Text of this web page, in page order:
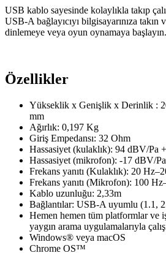
USB kablo sayesinde kolaylıkla takıp
USB-A bağlayıcıyı bilgisayarınıza
dinlemeye veya oyun oynamaya başlayın.
Özellikler
Yükseklik x Genişlik x Derinlik :
mm
Ağırlık: 0,197 Kg
Giriş Empedansı: 32 Ohm
Hassasiyet (kulaklık): 94 dBV/Pa
Hassasiyet (mikrofon): -17 dBV/
Frekans yanıtı (Kulaklık): 20
Frekans yanıtı (Mikrofon): 100
Kablo uzunluğu: 2,33m
Bağlantılar: USB-A uyumlu (1.1,
Hemen hemen tüm platformlar ve
yaygın arama uygulamalarıyla
Windows® veya macOS
Chrome OS™